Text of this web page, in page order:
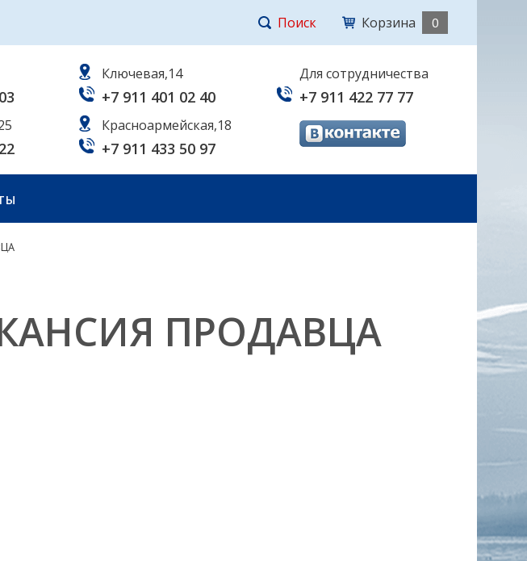
Поиск Корзина 0
Ключевая,14
+7 911 401 02 40
Красноармейская,18
+7 911 433 50 97
Для сотрудничества
+7 911 422 77 77
ПРОДАВЦА